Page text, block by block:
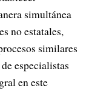
simultánea
no estatales,
similares
especialistas
en este